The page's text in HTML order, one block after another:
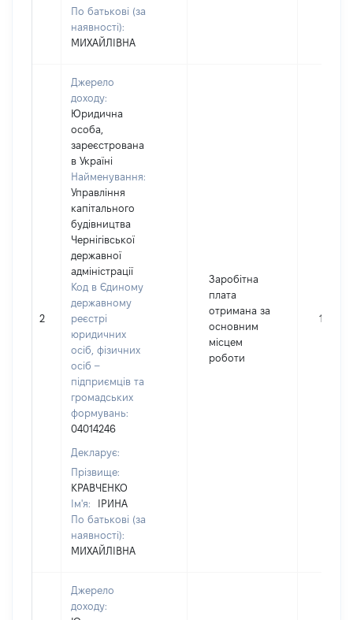
По батькові (за
наявності):
МИХАЙЛІВНА
2
Джерело
доходу:
Юридична
особа,
зареєстрована
в Україні
Найменування:
Управління
капітального
будівництва
Чернігівської
державної
адміністрації
Код в Єдиному
державному
реєстрі
юридичних
осіб, фізичних
осіб –
підприємців та
громадських
формувань:
04014246
Декларує:
Прізвище:
КРАВЧЕНКО
Ім'я:
ІРИНА
По батькові (за
наявності):
МИХАЙЛІВНА
Заробітна
плата
отримана за
основним
місцем
роботи
142106
Джерело
доходу: